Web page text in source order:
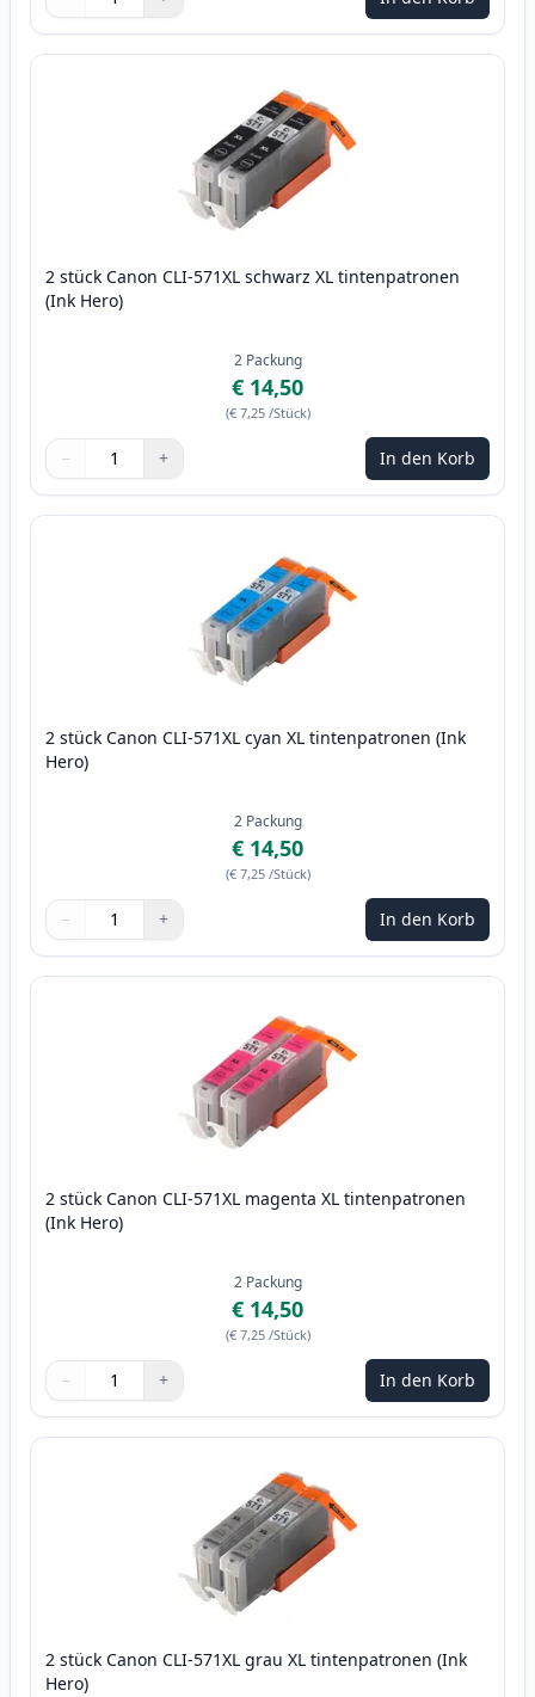
Menge
Verwenden Sie die Tasten, um anzupassen
Menge 1
2 stück Canon CLI-571XL schwarz XL tintenpatronen
(Ink Hero)
2 Packung
€ 14,50
(€ 7,25 /Stück)
Menge
Verwenden Sie die Tasten, um anzupassen
− +
Menge 1 In den Korb
2 stück Canon CLI-571XL cyan XL tintenpatronen (Ink
Hero)
2 Packung
€ 14,50
(€ 7,25 /Stück)
Menge
Verwenden Sie die Tasten, um anzupassen
− +
Menge 1 In den Korb
2 stück Canon CLI-571XL magenta XL tintenpatronen
(Ink Hero)
2 Packung
€ 14,50
(€ 7,25 /Stück)
Menge
Verwenden Sie die Tasten, um anzupassen
− +
Menge 1 In den Korb
2 stück Canon CLI-571XL grau XL tintenpatronen (Ink
Hero)